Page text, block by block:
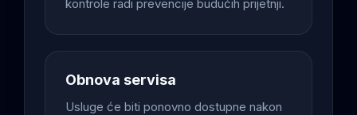
kontrole radi prevencije budućih prijetnji.
Obnova servisa
Usluge će biti ponovno dostupne nakon